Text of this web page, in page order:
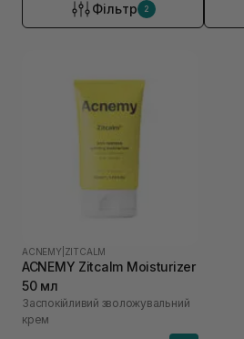
Фільтр 2
ACNEMY ZITCALM
ACNEMY Zitcalm Moisturizer
50 мл
Заспокійливий зволожувальний
крем